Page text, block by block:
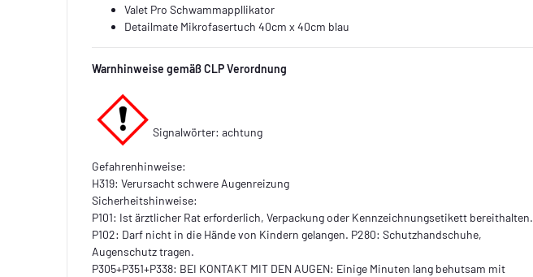
Valet Pro Schwammappllikator
Detailmate Mikrofasertuch 40cm x 40cm blau
Warnhinweise gemäß CLP Verordnung
Signalwörter: achtung
Gefahrenhinweise:
H319: Verursacht schwere Augenreizung
Sicherheitshinweise:
P101: Ist ärztlicher Rat erforderlich, Verpackung oder Kennzeichnungsetikett bereithalten.
P102: Darf nicht in die Hände von Kindern gelangen. P280: Schutzhandschuhe,
Augenschutz tragen.
P305+P351+P338: BEI KONTAKT MIT DEN AUGEN: Einige Minuten lang behutsam mit